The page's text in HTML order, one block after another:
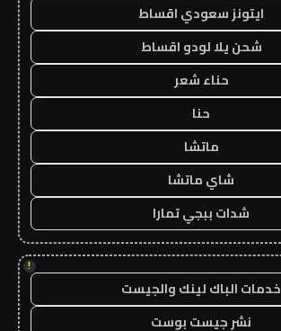
ايتونز سعودي اقساط
شحن يلا لودو اقساط
حناء شعر
حنا
ماتشا
شاي ماتشا
شدات ببجي تمارا
!
خدمات الباك لينك والجيست
نشر جيست بوست